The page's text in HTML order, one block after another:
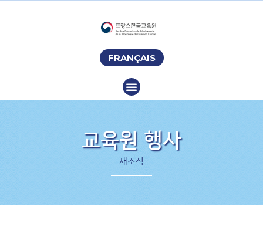
FRANÇAIS
교육원 행사
새소식